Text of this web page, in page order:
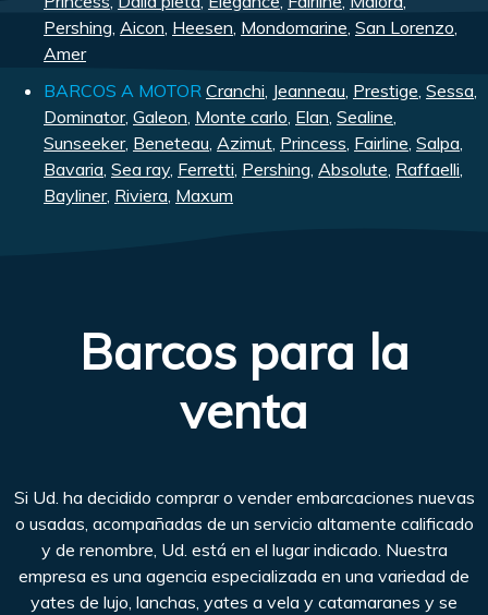
Pershing Aicon Heesen Mondomarine San Lorenzo
Amer
BARCOS A MOTOR Cranchi Jeanneau Prestige Sessa
Dominator, Galeon Monte carlo Elan Sealine
Sunseeker, Beneteau Azimut Princess Fairline Salpa
Bavaria Sea ray, Ferretti Pershing Absolute Raffaelli
Bayliner, Riviera Maxum
Barcos para la
venta
Si Ud. ha decidido comprar o vender embarcaciones nuevas
o usadas, acompañadas de un servicio altamente calificado
y de renombre, Ud. está en el lugar indicado. Nuestra
empresa es una agencia especializada en una variedad de
yates de lujo, lanchas, yates a vela y catamaranes y se